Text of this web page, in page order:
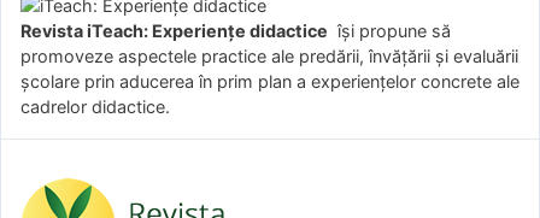
Revista iTeach: Experienţe didactice îşi propune să
promoveze aspectele practice ale predării, învăţării şi evaluării
şcolare prin aducerea în prim plan a experienţelor concrete ale
cadrelor didactice.